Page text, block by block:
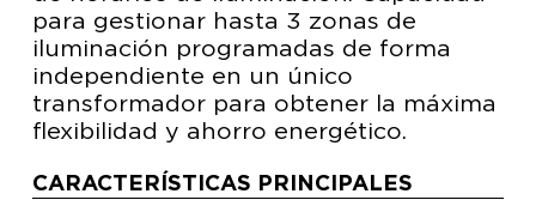
para gestionar hasta 3 zonas de
iluminación programadas de forma
independiente en un único
transformador para obtener la máxima
flexibilidad y ahorro energético.
CARACTERÍSTICAS PRINCIPALES